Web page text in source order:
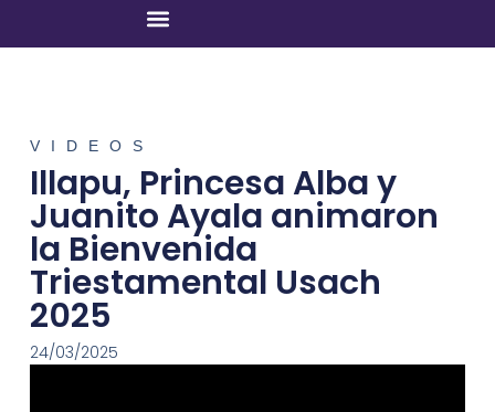
VIDEOS
Illapu, Princesa Alba y
Juanito Ayala animaron
la Bienvenida
Triestamental Usach
2025
24/03/2025